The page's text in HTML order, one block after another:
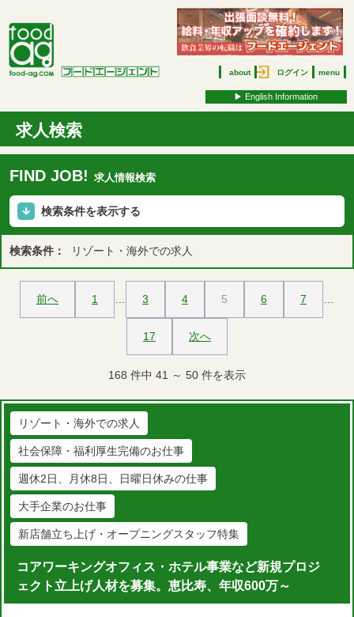
about ログイン menu
▶︎ English Information
求人検索
FIND JOB! 求人情報検索
検索条件を表示する
検索条件： リゾート・海外での求人
前へ 1 3 4 5 6 7
17 次へ
168 件中 41 ～ 50 件を表示
リゾート・海外での求人
社会保障・福利厚生完備のお仕事
週休2日、月休8日、日曜日休みの仕事
大手企業のお仕事
新店舗立ち上げ・オープニングスタッフ特集
コアワーキングオフィス・ホテル事業など新規プロジ
ェクト立上げ人材を募集。恵比寿、年収600万～